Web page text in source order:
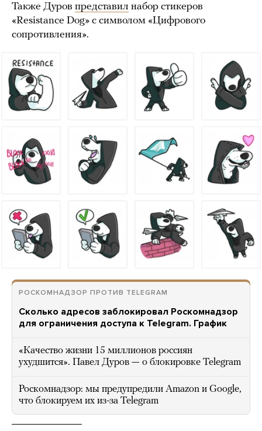
Также Дуров представил набор стикеров
«Resistance Dog» с символом «Цифрового
сопротивления».
РОСКОМНАДЗОР ПРОТИВ TELEGRAM
Сколько адресов заблокировал Роскомнадзор
для ограничения доступа к Telegram. График
«Качество жизни 15 миллионов россиян
ухудшится». Павел Дуров — о блокировке Telegram
Роскомнадзор: мы предупредили Amazon и Google,
что блокируем их из-за Telegram